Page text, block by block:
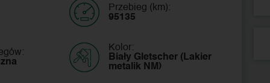
Przebieg (km):
95135
Kolor:
Biały Gletscher (Lakier
metalik NM)